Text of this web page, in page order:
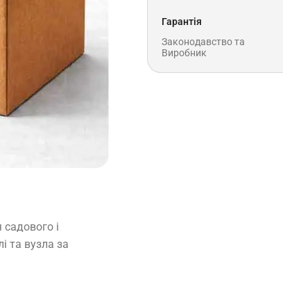
і
та вузла за
Гарантія
Законодавство та
Виробник